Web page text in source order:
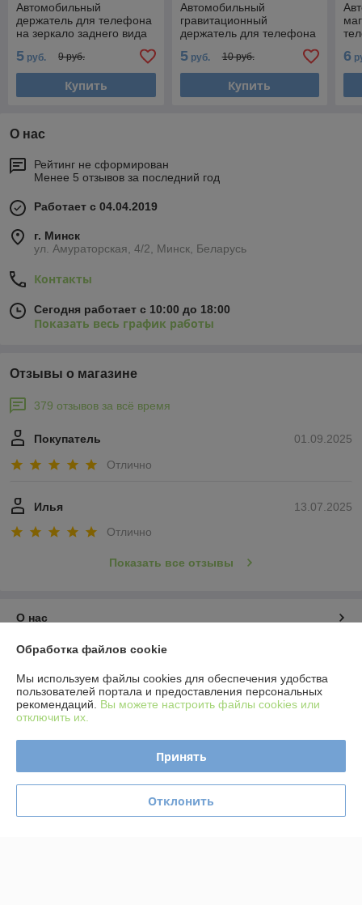
Автомобильный
держатель для телефона
на зеркало заднего вида
MOD11, черный с серым
557230
5 руб. 9 руб.
Купить
Автомобильный
гравитационный
держатель для телефона
(дефлектор), черный
557038
5руб. 10 руб.
Купить
на
6
О нас
Рейтинг не сформирован
Менее 5 отзывов за последний год
Работает с 04.04.2019
г. Минск
ул. Амураторская, 4/2, Минск, Беларусь
Контакты
Сегодня работает с 10:00 до 18:00
Показать весь график работы
Отзывы о магазине
379 отзывов за всё время
01.09.2025
Покупатель
Отлично
13.07.2025
Илья
Отлично
Показать все отзывы
О нас
Контакты
Доставка и оплата
Полная версия сайта
Политика обработки cookies
Обработка файлов cookie
Мы используем файлы cookies для обеспечения удобства
пользователей портала и предоставления персональных
рекомендаций. Вы можете настроить файлы cookies или
отключить их.
Принять
Отклонить